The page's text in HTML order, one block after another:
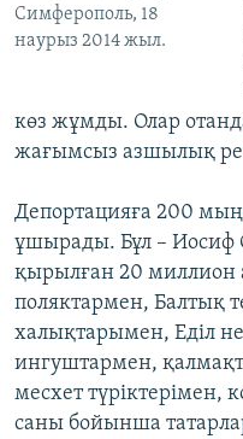
Симферополь, 18
наурыз 2014 жыл.
көз жұмды. Олар
жағымсыз азшылық
Депортацияға 200
ұшырады. Бұл – Иосиф
қырылған 20 миллион
поляктармен, Балтық
халықтарымен, Еділ
ингуштармен,
месхет түріктерімен,
саны бойынша